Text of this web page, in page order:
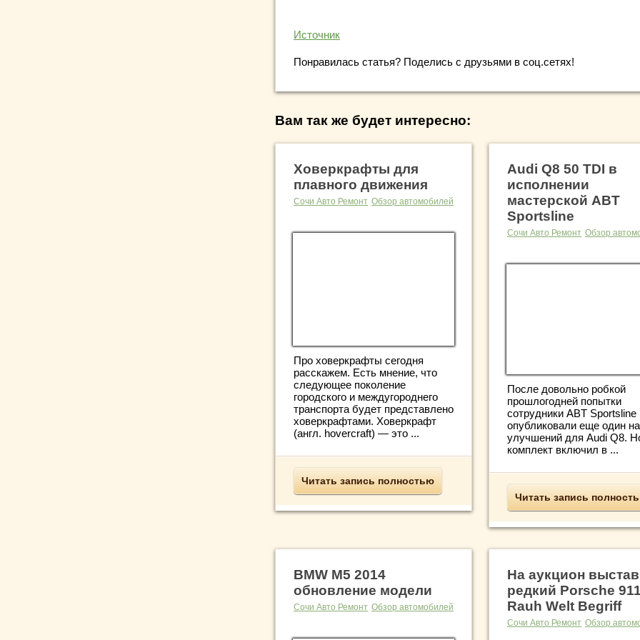
Источник
Понравилась статья? Поделись с друзьями в соц.сетях!
Вам так же будет интересно:
Ховеркрафты для
плавного движения
Сочи Авто Ремонт Обзор автомобилей
Про ховеркрафты сегодня
расскажем. Есть мнение, что
следующее поколение
городского и междугороднего
транспорта будет представлено
ховеркрафтами. Ховеркрафт
(англ. hovercraft) — это ...
Читать запись полностью
Audi Q8 50 TDI в
исполнении
мастерской ABT
Sportsline
Сочи Авто Ремонт Обзор
После довольно робкой
прошлогодней попытки
сотрудники ABT Sportsline
опубликовали еще один
улучшений для Audi Q8.
комплект включил в ...
Читать запись
BMW M5 2014
обновление модели
Сочи Авто Ремонт Обзор автомобилей
На аукцион
редкий Porsche
Rauh Welt Begriff
Сочи Авто Ремонт Обзор